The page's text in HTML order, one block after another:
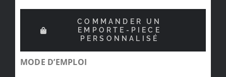
COMMANDER UN
EMPORTE-PIECE
PERSONNALISÉ
MODE D’EMPLOI